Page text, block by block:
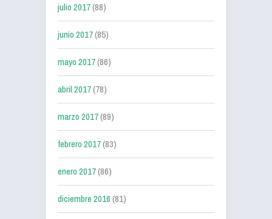
julio 2017(88)
junio 2017(85)
mayo 2017(86)
abril 2017(78)
marzo 2017(89)
febrero 2017(83)
enero 2017(86)
diciembre 2016(81)